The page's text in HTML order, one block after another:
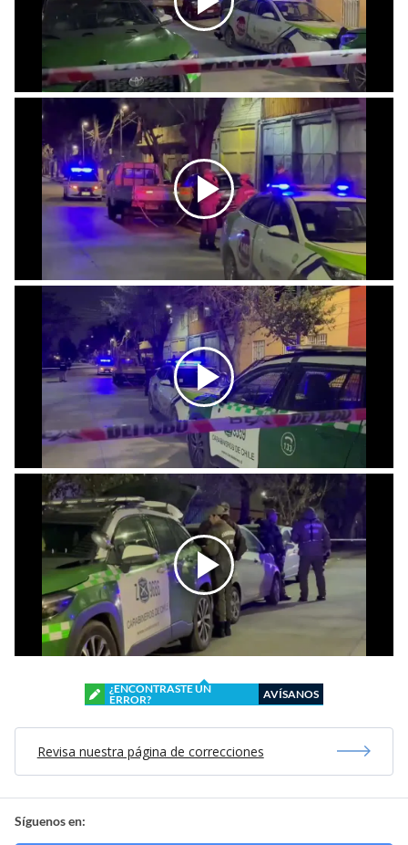
¿ENCONTRASTE UN
ERROR?
AVÍSANOS
Revisa nuestra página de correcciones
Síguenos en: